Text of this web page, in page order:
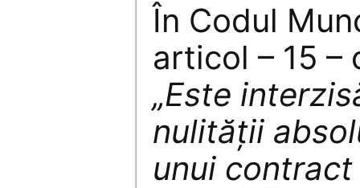
În Codul
articol – 15 –
„Este
nulităţii
unui